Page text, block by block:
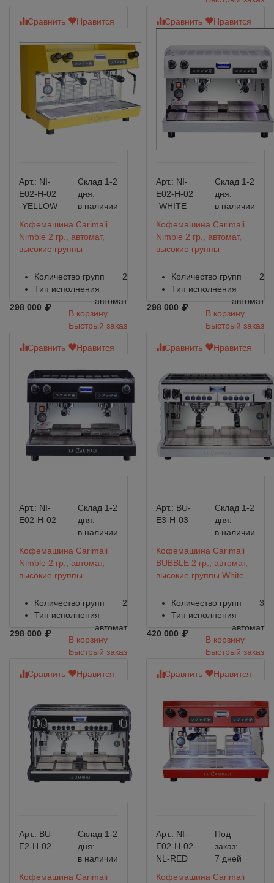
Сравнить Нравится
Арт.: NI-
E02-H-02
-YELLOW
Склад 1-2
дня:
в наличии
Кофемашина Carimali
Nimble 2 гр., автомат,
высокие группы
Количество групп
2
Тип исполнения
автомат
298 000
В корзину
Быстрый заказ
Сравнить Нравится
Арт.: NI-
E02-H-02
-WHITE
Склад 1-2
дня:
в наличии
Кофемашина Carimali
Nimble 2 гр., автомат,
высокие группы
Количество групп
2
Тип исполнения
автомат
298 000
В корзину
Быстрый заказ
Сравнить Нравится
Арт.: NI-
E02-H-02
Склад 1-2
дня:
в наличии
Кофемашина Carimali
Nimble 2 гр., автомат,
высокие группы
Количество групп
2
Тип исполнения
автомат
298 000
В корзину
Быстрый заказ
Сравнить Нравится
Арт.: BU-
E3-H-03
Склад 1-2
дня:
в наличии
Кофемашина Carimali
BUBBLE 2 гр., автомат,
высокие группы White
Количество групп
3
Тип исполнения
автомат
420 000
В корзину
Быстрый заказ
Сравнить Нравится
Арт.: BU-
E2-H-02
Склад 1-2
дня:
в наличии
Кофемашина Carimali
Сравнить Нравится
Арт.: NI-
E02-H-02-
NL-RED
Под
заказ:
7 дней
Кофемашина Carimali